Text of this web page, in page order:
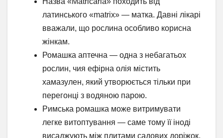
латинського «matrix» — матка. Давні лікарі
вважали, що рослина особливо корисна
жінкам.
Ромашка аптечна — одна з небагатьох
рослин, чия ефірна олія містить
хамазулен, який утворюється тільки при
перегонці з водяною парою.
Римська ромашка може витримувати
легке витоптування — саме тому її іноді
висаджують між плитами садових доріжок.